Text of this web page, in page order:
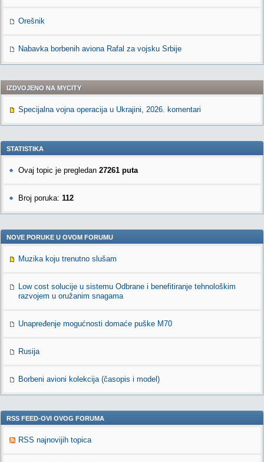
Orešnik
Nabavka borbenih aviona Rafal za vojsku Srbije
IZDVOJENO NA MYCITY
Specijalna vojna operacija u Ukrajini, 2026. komentari
STATISTIKA
Ovaj topic je pregledan 27261 puta
Broj poruka: 112
NOVE PORUKE U OVOM FORUMU
Muzika koju trenutno slušam
Low cost solucije u sistemu Odbrane i benefitiranje tehnološkim
razvojem u oružanim snagama
Unapređenje mogućnosti domaće puške M70
Rusija
Borbeni avioni kolekcija (časopis i model)
RSS FEED-OVI OVOG FORUMA
RSS najnovijih topica